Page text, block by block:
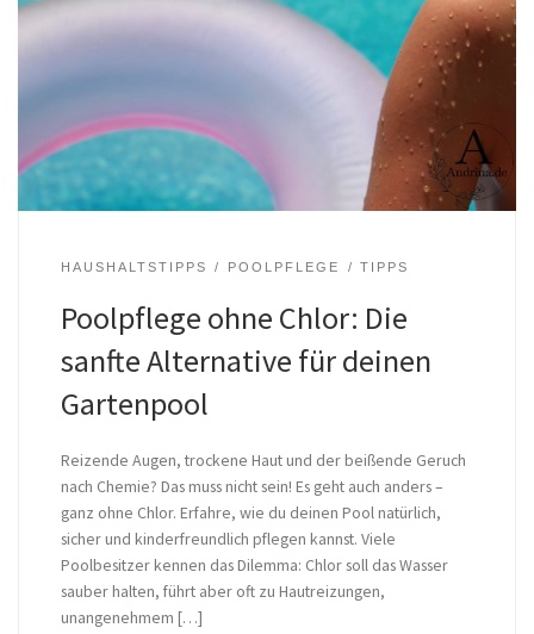
HAUSHALTSTIPPS POOLPFLEGE TIPPS
Poolpflege ohne Chlor: Die
sanfte Alternative für deinen
Gartenpool
Reizende Augen, trockene Haut und der beißende Geruch
nach Chemie? Das muss nicht sein! Es geht auch anders –
ganz ohne Chlor. Erfahre, wie du deinen Pool natürlich,
sicher und kinderfreundlich pflegen kannst. Viele
Poolbesitzer kennen das Dilemma: Chlor soll das Wasser
sauber halten, führt aber oft zu Hautreizungen,
unangenehmem […]